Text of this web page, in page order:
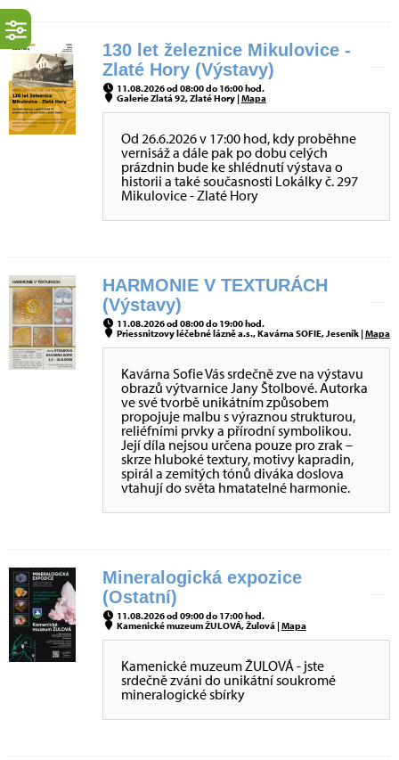
130 let železnice Mikulovice -
Zlaté Hory (Výstavy)
11.08.2026 od 08:00 do 16:00 hod.
Galerie Zlatá 92, Zlaté Hory |Mapa
Od 26.6.2026 v 17:00 hod, kdy proběhne
vernisáž a dále pak po dobu celých
prázdnin bude ke shlédnutí výstava o
historii a také současnosti Lokálky č. 297
Mikulovice - Zlaté Hory
HARMONIE V TEXTURÁCH
(Výstavy)
11.08.2026 od 08:00 do 19:00 hod.
Priessnitzovy léčebné lázně a.s., Kavárna SOFIE, Jeseník |Mapa
Kavárna Sofie Vás srdečně zve na výstavu
obrazů výtvarnice Jany Štolbové. Autorka
ve své tvorbě unikátním způsobem
propojuje malbu s výraznou strukturou,
reliéfními prvky a přírodní symbolikou.
Její díla nejsou určena pouze pro zrak –
skrze hluboké textury, motivy kapradin,
spirál a zemitých tónů diváka doslova
vtahují do světa hmatatelné harmonie.
Mineralogická expozice
(Ostatní)
11.08.2026 od 09:00 do 17:00 hod.
Kamenické muzeum ŽULOVÁ, Žulová |Mapa
Kamenické muzeum ŽULOVÁ - jste
srdečně zváni do unikátní soukromé
mineralogické sbírky